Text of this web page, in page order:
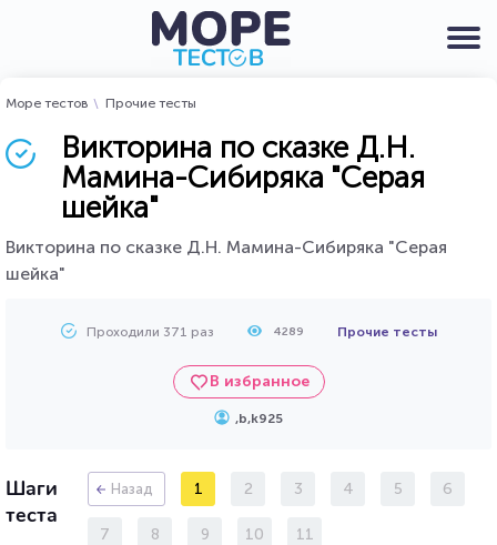
Море тестов Прочие тесты
Викторина по сказке Д.Н.
Мамина-Сибиряка "Серая
шейка"
Викторина по сказке Д.Н. Мамина-Сибиряка "Серая
шейка"
Проходили 371 раз 4289 Прочие тесты
В избранное
,b,k925
Шаги
теста
Назад 1 2 3 4 5 6
7 8 9 10 11